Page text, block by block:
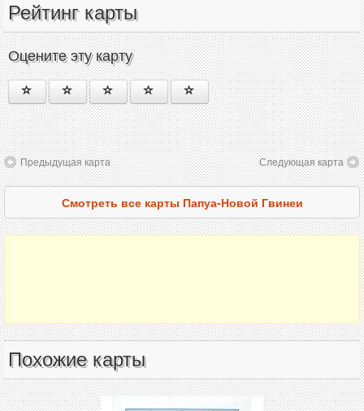
Рейтинг карты
Оцените эту карту
Предыдущая карта Следующая карта
Смотреть все карты Папуа-Новой Гвинеи
Похожие карты